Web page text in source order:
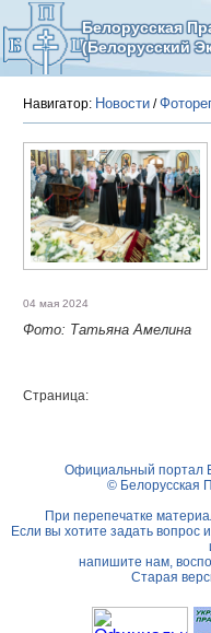
Белорусская
(Белорусский
Навигатор: Новости /
04 мая 2024
Фото: Татьяна Амелина
Страница:
Официальный портал
© Белорусская
При перепечатке
Если вы хотите задать вопрос
напишите нам,
Старая